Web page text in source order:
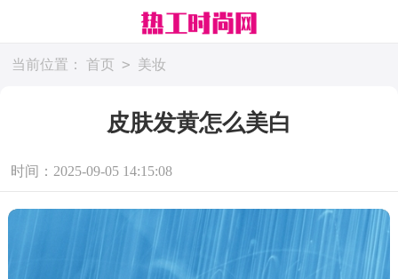
当前位置： 首页 > 美妆
皮肤发黄怎么美白
时间：2025-09-05 14:15:08